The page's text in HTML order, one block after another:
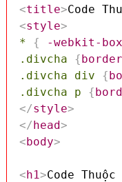
<title>Code
<style>
*
{ -webkit-
.divcha
{border
.divcha div
{
.divcha p
{
</style>
</head>
<body>
<h1>Code